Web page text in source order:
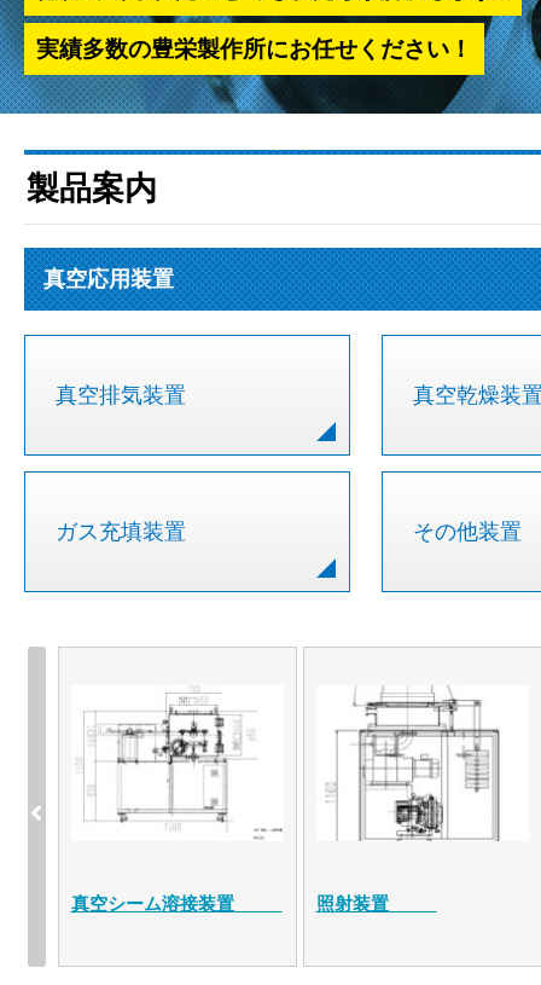
実績多数の豊栄製作所にお任せください！
製品案内
真空応用装置
真空排気装置 真空乾燥装
ガス充填装置 その他装置
真空溶接用試験装置 真空応用装置